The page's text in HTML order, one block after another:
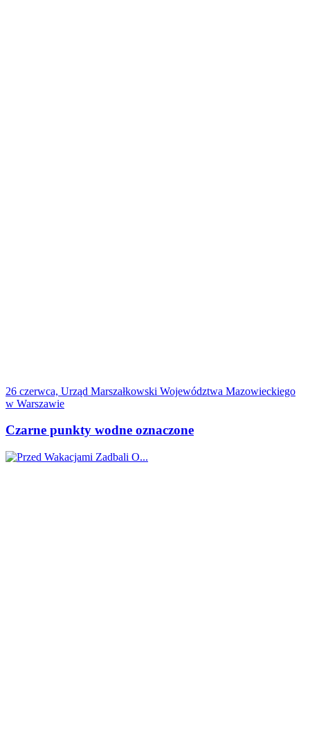
26 czerwca, Urząd Marszałkowski Województwa Mazowieckiego
w Warszawie
Czarne punkty wodne oznaczone